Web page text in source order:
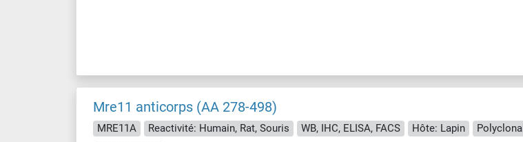
Mre11 anticorps (AA 278-498)
MRE11A Reactivité: Humain, Rat, Souris WB, IHC, ELISA, FACS Hôte: Lapin
Polyclonal